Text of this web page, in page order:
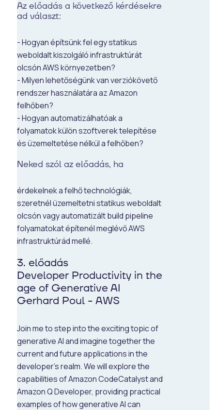
Az előadás a következő kérdésekre
ad választ:
- Hogyan építsünk fel egy statikus
weboldalt kiszolgáló infrastruktúrát
olcsón AWS környezetben?
- Milyen lehetőségünk van verziókövető
rendszer használatára az Amazon
felhőben?
- Hogyan automatizálhatóak a
folyamatok külön szoftverek telepítése
és üzemeltetése nélkül a felhőben?
Neked szól az előadás, ha
érdekelnek a felhő technológiák,
szeretnél üzemeltetni statikus weboldalt
olcsón vagy automatizált build pipeline
folyamatokat építenél meglévő AWS
infrastruktúrád mellé.
3. előadás
Developer Productivity in the
age of Generative AI
Gerhard Poul - AWS
Join me to step into the exciting topic of
generative AI and imagine together the
current and future applications in the
developer's realm. We will explore the
capabilities of Amazon CodeCatalyst and
Amazon Q Developer, providing practical
examples of how generative AI can